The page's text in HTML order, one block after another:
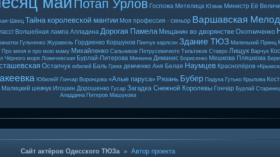
Потап Урлов Госпожа Метелица Юзвак Министр Её
Швец Тайна королевской мантии Моя профессия - синьор Варшавская
Волшебная лампа Алладина Дорогая Памела Мещанин во дворянстве Охотниченко
Гульченко Журавель Гордиенко Коршунов Пинчук карлсон Здание ТЮЗ Маленький Принц
Про меня и про мою маму Михайленко Сальников Петрусевичюте Тильтиков Ставро Лищук Варчук
Чёрного моря Ложичевская Бурлай-Питерова Минкина Диманис Борисенко Мешкова Пляшкова
Остапчук юбилей Баль Грекк демченко Аня Белая Наумцев Краснопёров
Юбилей! Гончар Воронцова «Алые паруса» Рязань Бубер Падука Гутько Крылова
Малицкий шевчук Игошин Дорошенко Гусар Загадка Снежной Королевы Гончар Бурлай Старинец
Аладдина Питеров Машукова
Сайт актёров Одесского ТЮЗа» Автор проекта